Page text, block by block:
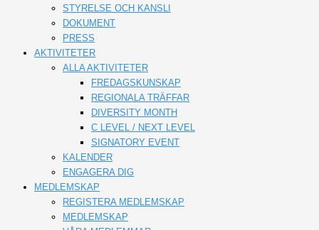
STYRELSE OCH KANSLI
DOKUMENT
PRESS
AKTIVITETER
ALLA AKTIVITETER
FREDAGSKUNSKAP
REGIONALA TRÄFFAR
DIVERSITY MONTH
C LEVEL / NEXT LEVEL
SIGNATORY EVENT
KALENDER
ENGAGERA DIG
MEDLEMSKAP
REGISTERA MEDLEMSKAP
MEDLEMSKAP